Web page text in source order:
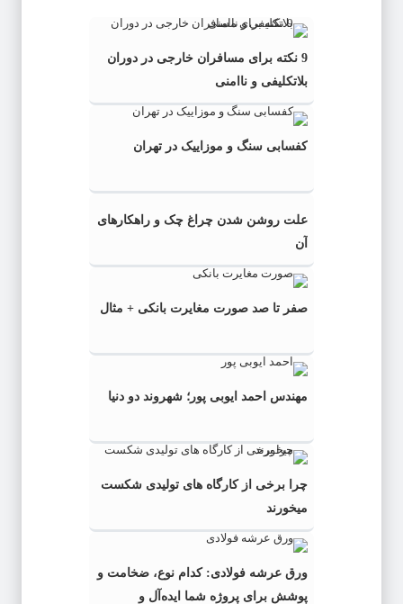
9 نکته برای مسافران خارجی در دوران
بلاتکلیفی و ناامنی
کفسابی سنگ و موزاییک در تهران
علت روشن شدن چراغ چک و راهکارهای
آن
صفر تا صد صورت مغایرت بانکی + مثال
مهندس احمد ایوبی ‌پور؛ شهروند دو دنیا
چرا برخی از کارگاه‌ های تولیدی شکست
میخورند
ورق عرشه فولادی: کدام نوع، ضخامت و
پوشش برای پروژه شما ایده‌آل و